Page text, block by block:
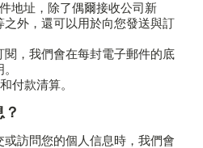
地址，除了偶爾接收公司新
外，還可以用於向您發送與訂
，我們會在每封電子郵件的底
付款清算。
訪問您的個人信息時，我們會